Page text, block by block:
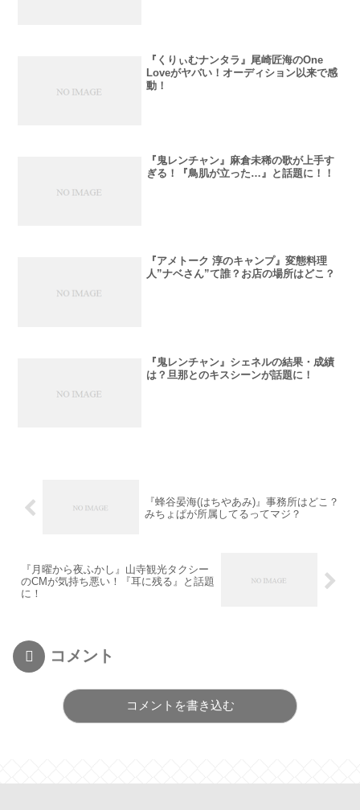
『くりぃむナンタラ』尾崎匠海のOne
Loveがヤバい！オーディション以来で感
動！
『鬼レンチャン』麻倉未稀の歌が上手す
ぎる！『鳥肌が立った…』と話題に！！
『アメトーク 淳のキャンプ』変態料理
人”ナベさん”て誰？お店の場所はどこ？
『鬼レンチャン』シェネルの結果・成績
は？旦那とのキスシーンが話題に！
『蜂谷晏海(はちやあみ)』事務所はどこ？
みちょぱが所属してるってマジ？
『月曜から夜ふかし』山寺観光タクシー
のCMが気持ち悪い！『耳に残る』と話題
に！
コメント
コメントを書き込む